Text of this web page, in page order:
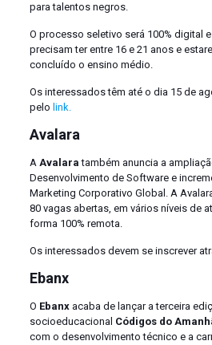
para talentos negros.
O processo seletivo será 100% digital
precisam ter entre 16 e 21 anos e
concluído o ensino médio.
Os interessados têm até o dia 15 de
pelo link.
Avalara
A Avalaratambém anuncia a
Desenvolvimento de Software e
Marketing Corporativo Global. A
80 vagas abertas, em vários níveis de
forma 100% remota.
Os interessados devem se inscrever
Ebanx
O Ebanxacaba de lançar a terceira
socioeducacional Códigos do
com o desenvolvimento técnico e a